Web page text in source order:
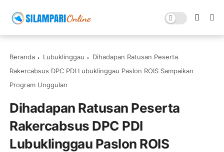
Beranda Lubuklinggau
Dihadapan Ratusan Peserta
Rakercabsus DPC PDI Lubuklinggau Paslon ROIS Sampaikan
Program Unggulan
Dihadapan Ratusan Peserta
Rakercabsus DPC PDI
Lubuklinggau Paslon ROIS